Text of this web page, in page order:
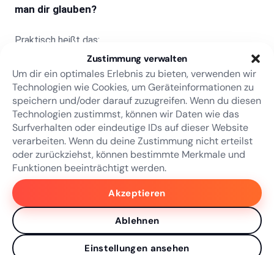
Zustimmung verwalten
Um dir ein optimales Erlebnis zu bieten, verwenden wir
Technologien wie Cookies, um Geräteinformationen zu
speichern und/oder darauf zuzugreifen. Wenn du diesen
Technologien zustimmst, können wir Daten wie das
Surfverhalten oder eindeutige IDs auf dieser Website
verarbeiten. Wenn du deine Zustimmung nicht erteilst
oder zurückziehst, können bestimmte Merkmale und
Funktionen beeinträchtigt werden.
Akzeptieren
Ablehnen
Einstellungen ansehen
man dir glauben?
Praktisch heißt das:
klare Autorenangaben (Wer schreibt?)
Expertise zeigen (Erfahrung, Projekte, Spezialisierung)
konsistente Themenführung (nicht alles, sondern
„dein Gebiet“)
Wenn du als Person oder Marke als „Entity“
erkennbar wirst, wächst die Chance, dass Systeme
dich als Quelle einordnen.
Quellen verwenden